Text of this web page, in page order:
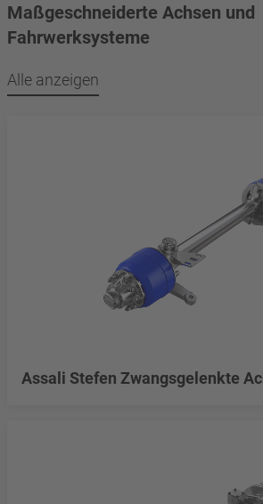
Maßgeschneiderte Achsen und
Fahrwerksysteme
Alle anzeigen
Assali Stefen Zwangsgelenkte